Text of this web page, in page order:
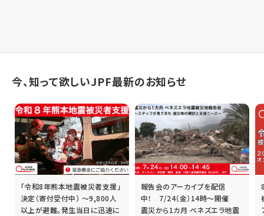
今、知って欲しいJPF最新のお知らせ
「令和8年熊本地震被災者支援」
決定（寄付受付中） ～9,800人
以上が避難。発生当日に迅速に
報告会のアーカイブを配信
中！ 7/24（金）14時～開催
震災から1カ月 ベネズエラ地震